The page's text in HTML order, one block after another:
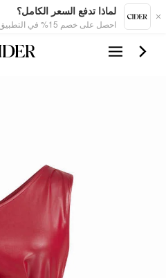
لماذا تدفع السعر الكامل؟
احصل على خصم 15% في التطبيق